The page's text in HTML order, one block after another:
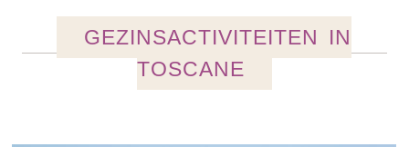
GEZINSACTIVITEITEN IN
TOSCANE